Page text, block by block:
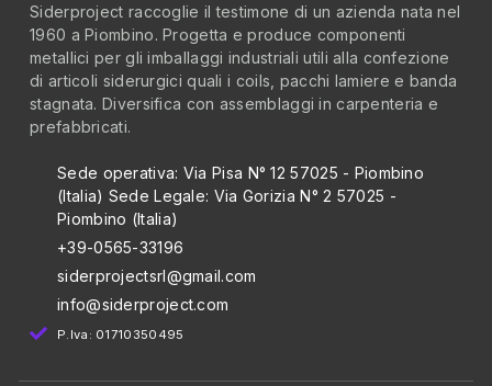
Siderproject raccoglie il testimone di un azienda nata nel
1960 a Piombino. Progetta e produce componenti
metallici per gli imballaggi industriali utili alla confezione
di articoli siderurgici quali i coils, pacchi lamiere e banda
stagnata. Diversifica con assemblaggi in carpenteria e
prefabbricati.
Sede operativa: Via Pisa N° 12 57025 - Piombino
(Italia) Sede Legale: Via Gorizia N° 2 57025 -
Piombino (Italia)
+39-0565-33196
siderprojectsrl@gmail.com
info@siderproject.com
P.Iva: 01710350495